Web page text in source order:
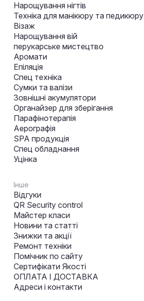
Нарощування нігтів
Техніка для манікюру та педикюру
Візаж
Нарощування вій
перукарське мистецтво
Аромати
Епіляція
Спец техніка
Сумки та валізи
Зовнішні акумулятори
Органайзер для зберігання
Парафінотерапія
Аерографія
SPA продукція
Спец обладнання
Уцінка
Інше
Відгуки
QR Security control
Майстер класи
Новини та статті
Знижки та акції
Ремонт техніки
Помічник по сайту
Сертифікати Якості
ОПЛАТА І ДОСТАВКА
Адреси і контакти